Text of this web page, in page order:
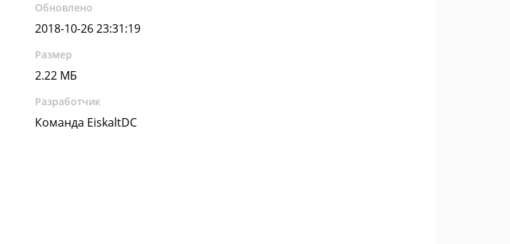
Обновлено
2018-10-26 23:31:19
Размер
2.22 МБ
Разработчик
Команда EiskaltDC